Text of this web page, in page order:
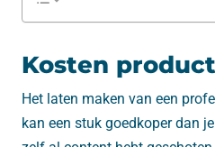
Kosten
Het laten maken van een
kan een stuk goedkoper dan